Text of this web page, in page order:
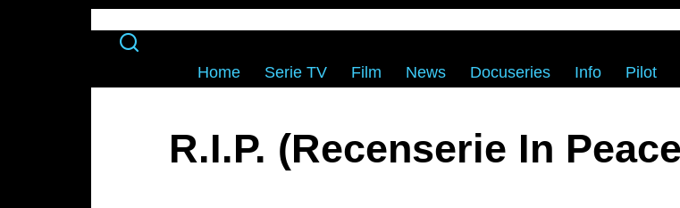
Home Serie TV Film News Docuseries Info Pilot
R.I.P. (Recenserie In